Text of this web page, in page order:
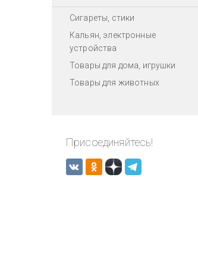
Сигареты, стики
Кальян, электронные
устройства
Товары для дома, игрушки
Товары для животных
Присоединяйтесь!